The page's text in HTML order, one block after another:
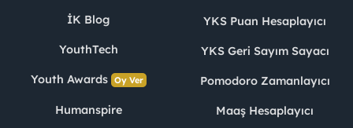
İK Blog
YouthTech
Youth Awards Oy Ver
Humanspire
YKS Puan Hesaplayıcı
YKS Geri Sayım Sayacı
Pomodoro Zamanlayıcı
Maaş Hesaplayıcı